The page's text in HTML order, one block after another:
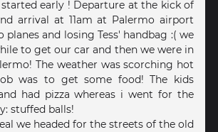
early ! Departure at the kick of
arrival at 11am at Palermo airport
and losing Tess' handbag :( we
to get our car and then we were in
The weather was scorching hot
was to get some food! The kids
had pizza whereas i went for the
stuffed balls!
we headed for the streets of the old